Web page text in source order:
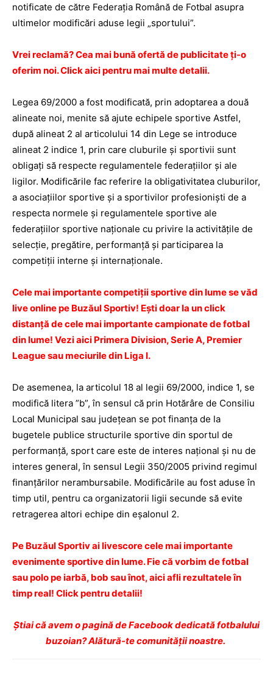
notificate de către Federaţia Română de Fotbal asupra
ultimelor modificări aduse legii „sportului”.
Vrei reclamă? Cea mai bună ofertă de publicitate ţi-o
oferim noi. Click aici pentru mai multe detalii.
Legea 69/2000 a fost modificată, prin adoptarea a două
alineate noi, menite să ajute echipele sportive Astfel,
după alineat 2 al articolului 14 din Lege se introduce
alineat 2 indice 1, prin care cluburile şi sportivii sunt
obligaţi să respecte regulamentele federaţiilor şi ale
ligilor. Modificările fac referire la obligativitatea cluburilor,
a asociaţiilor sportive şi a sportivilor profesionişti de a
respecta normele şi regulamentele sportive ale
federaţiilor sportive naţionale cu privire la activităţile de
selecţie, pregătire, performanţă şi participarea la
competiţii interne şi internaţionale.
Cele mai importante competiţii sportive din lume se văd
live online pe Buzăul Sportiv! Eşti doar la un click
distanţă de cele mai importante campionate de fotbal
din lume! Vezi aici Primera Division, Serie A, Premier
League sau meciurile din Liga I.
De asemenea, la articolul 18 al legii 69/2000, indice 1, se
modifică litera ”b”, în sensul că prin Hotărâre de Consiliu
Local Municipal sau judeţean se pot finanţa de la
bugetele publice structurile sportive din sportul de
performanţă, sport care este de interes naţional şi nu de
interes general, în sensul Legii 350/2005 privind regimul
finanţărilor nerambursabile. Modificările au fost aduse în
timp util, pentru ca organizatorii ligii secunde să evite
retragerea altori echipe din eşalonul 2.
Pe Buzăul Sportiv ai livescore cele mai importante
evenimente sportive din lume. Fie că vorbim de fotbal
sau polo pe iarbă, bob sau înot, aici afli rezultatele în
timp real! Click pentru detalii!
Ştiai că avem o pagină de Facebook dedicată fotbalului
buzoian? Alătură-te comunității noastre.